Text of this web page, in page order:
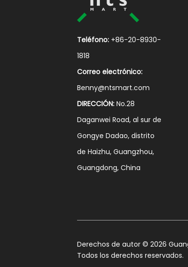
Teléfono: +86-20-8930-
1818
Correo electrónico:
Benny@ntsmart.com
DIRECCIÓN: No.28
Daganwei Road, al sur de
Gongye Dadao, distrito
de Haizhu, Guangzhou,
Guangdong, China
​Derechos de autor ©2026
Todos los derechos reservados.